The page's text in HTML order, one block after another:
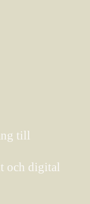
till
och digital